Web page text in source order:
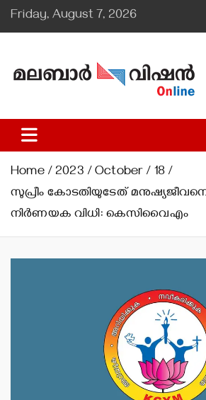
Skip
to
Friday, August 7, 2026
Malabar Vision
Illuminating Diocesan News with Divine
Home 2023 October
18
സുപ്രീം കോടതിയുടേത് മനുഷ്യജീവനെ
നിര്‍ണയക വിധി: കെസിവൈഎം